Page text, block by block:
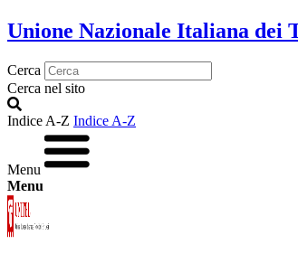
Unione Nazionale Italiana dei
Cerca
Cerca nel sito
Indice A-Z Indice A-Z
Menu
Menu